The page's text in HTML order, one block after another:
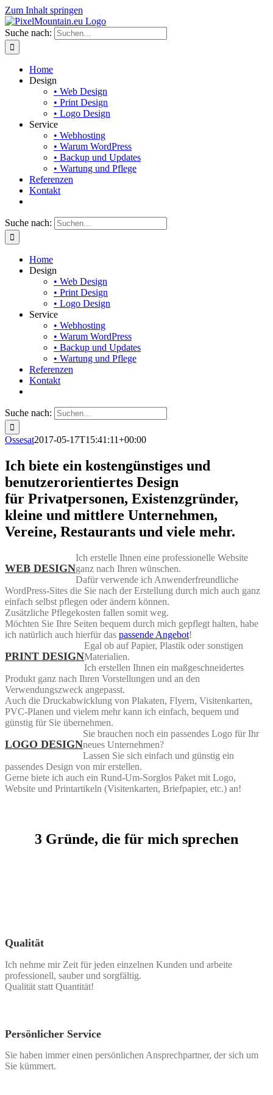
Zum Inhalt springen
Suche nach:
Home
Design
• Web Design
• Print Design
• Logo Design
Service
• Webhosting
• Warum WordPress
• Backup und Updates
• Wartung und Pflege
Referenzen
Kontakt
Suche nach:
Home
Design
• Web Design
• Print Design
• Logo Design
Service
• Webhosting
• Warum WordPress
• Backup und Updates
• Wartung und Pflege
Referenzen
Kontakt
Suche nach:
Ossesat2017-05-17T15:41:11+00:00
Ich biete ein kostengünstiges und
benutzerorientiertes Design
für Privatpersonen, Existenzgründer,
kleine und mittlere Unternehmen,
Vereine, Restaurants und viele mehr.
WEB DESIGN
Ich erstelle Ihnen eine professionelle Website
ganz nach Ihren wünschen.
Dafür verwende ich Anwenderfreundliche
WordPress-Sites die Sie nach der Erstellung durch mich auch ganz
einfach selbst pflegen oder ändern können.
Zusätzliche Pflegekosten fallen somit weg.
Möchten Sie Ihre Seiten bequem durch mich gepflegt halten, habe
ich natürlich auch hierfür das passende Angebot!
PRINT DESIGN
Egal ob auf Papier, Plastik oder sonstigen
Materialien.
Ich erstellen Ihnen ein maßgeschneidertes
Produkt ganz nach Ihren Vorstellungen und an den
Verwendungszweck angepasst.
Auch die Druckabwicklung von Plakaten, Flyern, Visitenkarten,
PVC-Planen und vielem mehr kann ich einfach, bequem und
günstig für Sie übernehmen.
LOGO DESIGN
Sie brauchen noch ein passendes Logo für Ihr
neues Unternehmen?
Lassen Sie sich einfach und günstig ein
passendes Design von mir erstellen.
Gerne biete ich auch ein Rund-Um-Sorglos Paket mit Logo,
Website und Printartikeln (Visitenkarten, Briefpapier, etc.) an!
3 Gründe, die für mich sprechen
Qualität
Ich nehme mir Zeit für jeden einzelnen Kunden und arbeite
professionell, sauber und sorgfältig.
Qualität statt Quantität!
Persönlicher Service
Sie haben immer einen persönlichen Ansprechpartner, der sich um
Sie kümmert.